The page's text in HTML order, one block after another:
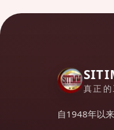
真正
自1948年以